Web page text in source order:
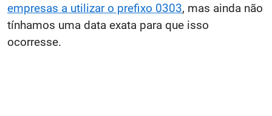
empresas a utilizar o prefixo 0303, mas ainda não
tínhamos uma data exata para que isso
ocorresse.